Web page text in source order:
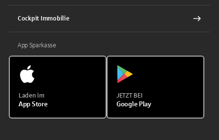
Cockpit Immobilie
App Sparkasse
Laden im
App Store
JETZT BEI
Google Play